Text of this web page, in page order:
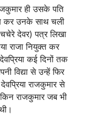
ही उसके पति
कर उनके साथ चली
देवर) पत्र लिखा
राजा नियुक्त कर
कई दिनों तक
विद्या से उन्हें फिर
राजकुमार से
राजकुमार जब भी